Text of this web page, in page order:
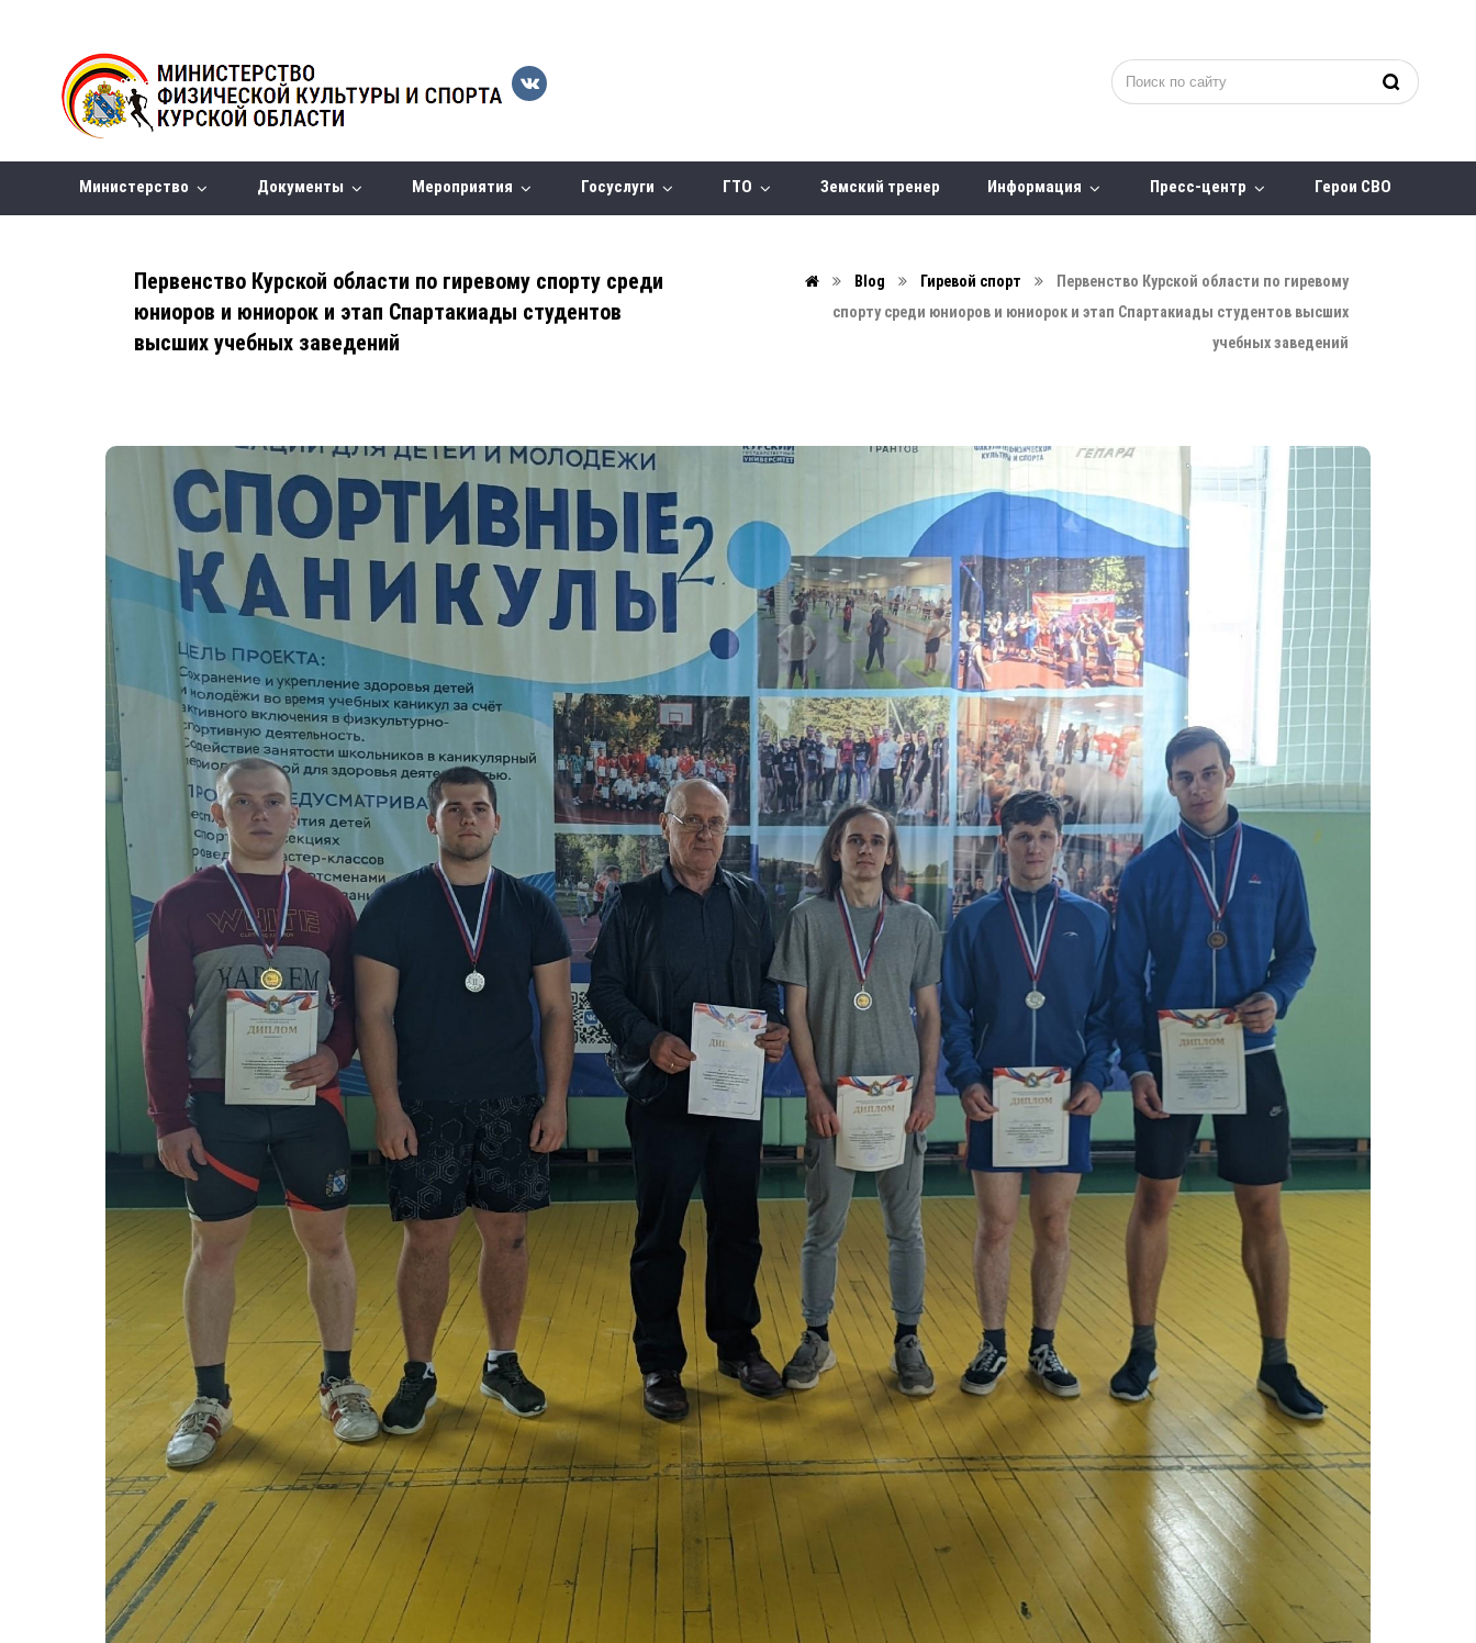
Министерство Документы Мероприятия Госуслуги ГТО Земский тренер Информация Пресс-центр Герои СВО
Первенство Курской области по гиревому спорту среди
юниоров и юниорок и этап Спартакиады студентов
высших учебных заведений
Blog Гиревой спорт
Первенство Курской области по гиревому
спорту среди юниоров и юниорок и этап Спартакиады студентов высших
учебных заведений